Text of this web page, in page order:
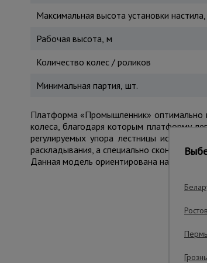
Максимальная высота установки
Рабочая высота, м
Количество колес / роликов
Минимальная партия, шт.
Платформа «Промышленник»
колеса, благодаря которым платформу
регулируемых упора лестницы
раскладывания, а специально
Данная модель ориентирована на широкий
Пермь